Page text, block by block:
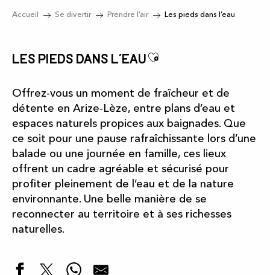
Accueil Se divertir Prendre l’air Les pieds dans l’eau
Les pieds dans l’eauAjouter aux
Offrez-vous un moment de fraîcheur et de
détente en Arize‑Lèze, entre plans d’eau et
espaces naturels propices aux baignades. Que
ce soit pour une pause rafraîchissante lors d’une
balade ou une journée en famille, ces lieux
offrent un cadre agréable et sécurisé pour
profiter pleinement de l’eau et de la nature
environnante. Une belle manière de se
reconnecter au territoire et à ses richesses
naturelles.